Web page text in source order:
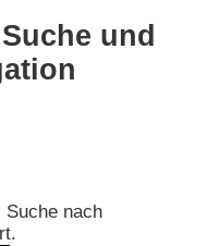
und
Suche nach